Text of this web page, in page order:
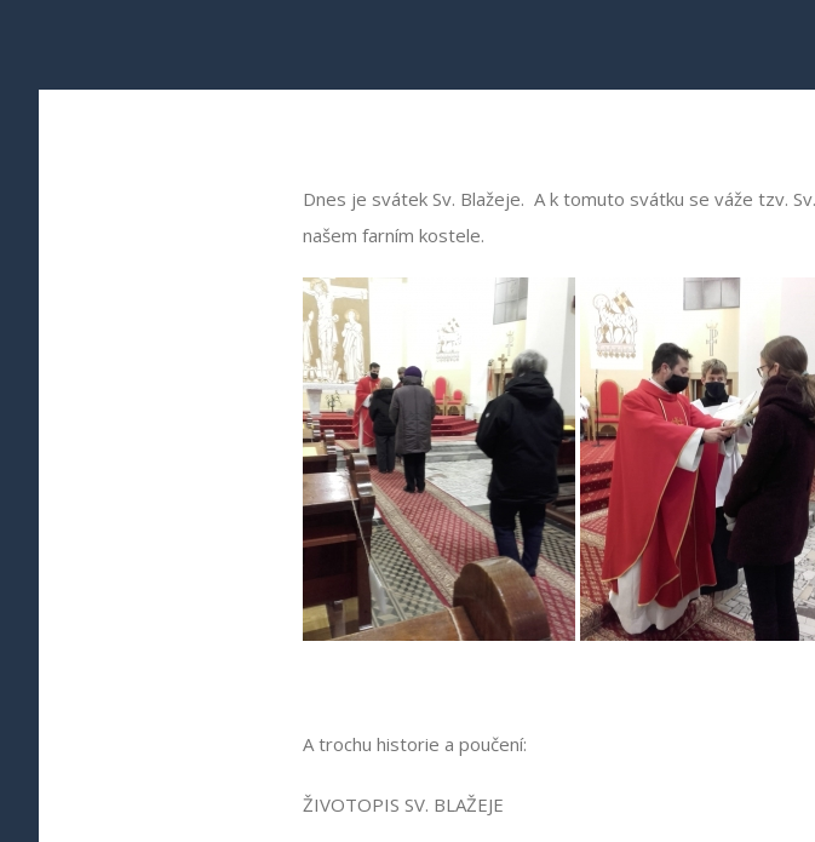
Dnes je svátek Sv. Blažeje. A k tomuto svátku se váže tzv.
našem farním kostele.
A trochu historie a poučení:
ŽIVOTOPIS SV. BLAŽEJE